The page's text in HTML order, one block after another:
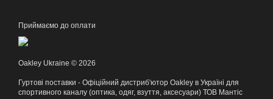
Приймаємо до оплати
Oakley Ukraine © 2026
Гуртові поставки - Офіційний дистриб'ютор Oakley в Україні для
спортивного каналу (оптика, одяг, взуття, аксесуари) ТОВ Мантіс